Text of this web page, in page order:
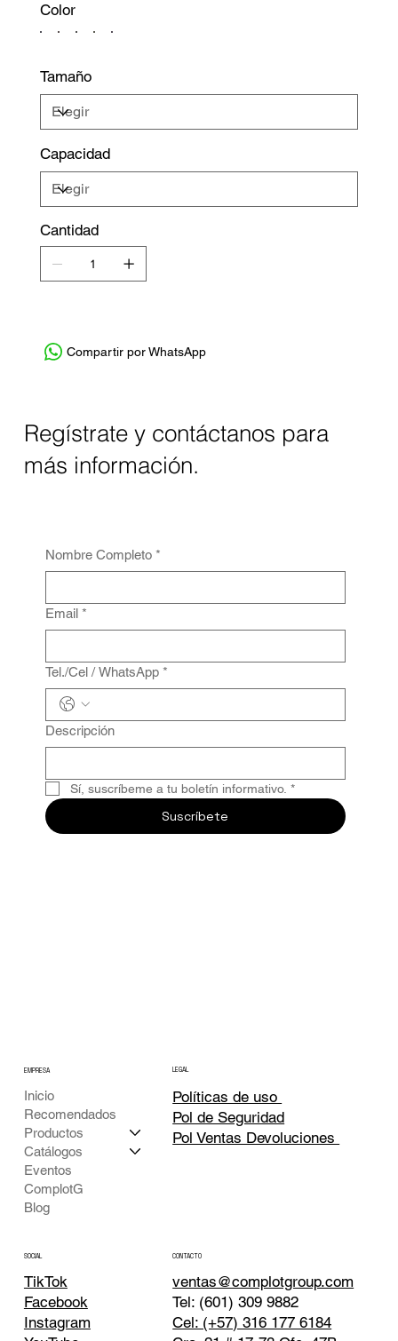
Color
Tamaño
Capacidad
Cantidad
Compartir por WhatsApp
Regístrate y contáctanos para
más información.
Nombre Completo *
Email *
Tel./Cel / WhatsApp *
Descripción
Sí, suscríbeme a tu boletín informativo. *
Suscríbete
EMPRESA
Inicio
Recomendados
Productos
Catálogos
Eventos
ComplotG
Blog
LEGAL
Políticas de uso
Pol de Seguridad
Pol Ventas Devoluciones
SOCIAL
TikTok
Facebook
Instagram
CONTACTO
ventas@complotgroup.com
Tel: (601) 309 9882
Cel: (+57) 316 177 6184